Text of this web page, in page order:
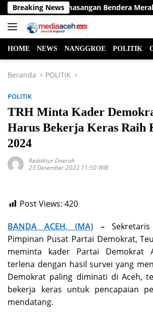
Langsung
ke
konten
Breaking News
Pemasangan Bendera Merah Putih
HOME NEWS NANGGROE POLITIK
Beranda POLITIK
POLITIK
TRH Minta Kader
Harus Bekerja Keras Raih
2024
Redaktur Daerah
23 Desember 2022 11:50 WIB
Post Views: 420
BANDA ACEH, (MA)–Sekretaris
Pimpinan Pusat Partai Demokrat,
meminta kader Partai Demokrat
terlena dengan hasil survei yang
Demokrat paling diminati di Aceh,
bekerja keras untuk pencapaian
mendatang.